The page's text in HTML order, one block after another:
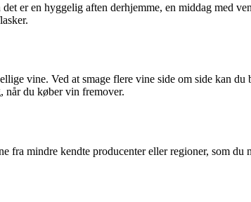
er en hyggelig aften derhjemme, en middag med
vine. Ved at smage flere vine side om side kan du
når du køber vin fremover.
fra mindre kendte producenter eller regioner, som